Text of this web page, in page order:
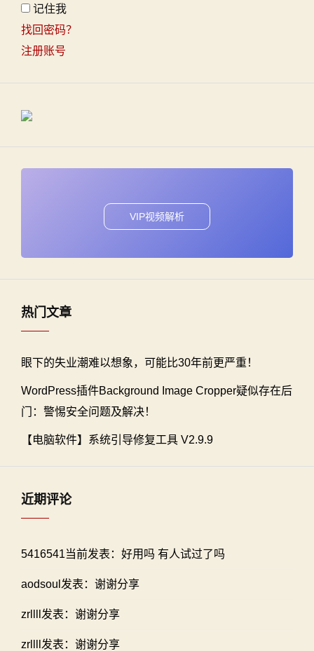
记住我
找回密码？
注册账号
VIP视频解析
热门文章
眼下的失业潮难以想象，可能比30年前更严重！
WordPress插件Background Image Cropper疑似存在后
门：警惕安全问题及解决！
【电脑软件】系统引导修复工具 V2.9.9
近期评论
5416541当前发表：好用吗 有人试过了吗
aodsoul发表：谢谢分享
zrllll发表：谢谢分享
zrllll发表：谢谢分享